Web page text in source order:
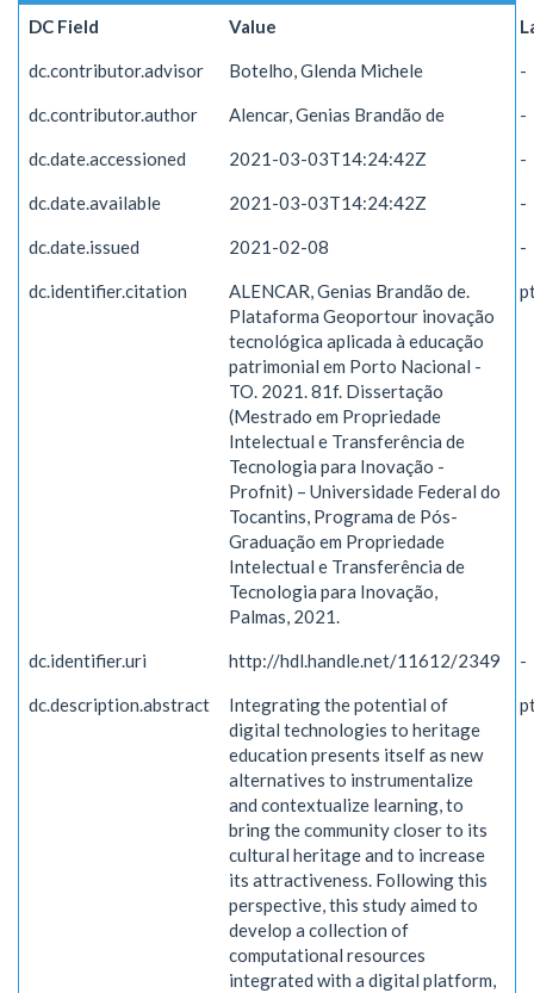
DC Field Value
dc.contributor.advisor Botelho, Glenda Michele -
dc.contributor.author Alencar, Genias Brandão de -
dc.date.accessioned 2021-03-03T14:24:42Z -
dc.date.available 2021-03-03T14:24:42Z -
dc.date.issued 2021-02-08 -
dc.identifier.citation
ALENCAR, Genias Brandão de.
Plataforma Geoportour inovação
tecnológica aplicada à educação
patrimonial em Porto Nacional -
TO. 2021. 81f. Dissertação
(Mestrado em Propriedade
Intelectual e Transferência de
Tecnologia para Inovação -
Profnit) – Universidade Federal do
Tocantins, Programa de Pós-
Graduação em Propriedade
Intelectual e Transferência de
Tecnologia para Inovação,
Palmas, 2021.
dc.identifier.uri http://hdl.handle.net/11612/2349 -
dc.description.abstract
Integrating the potential of
digital technologies to heritage
education presents itself as new
alternatives to instrumentalize
and contextualize learning, to
bring the community closer to its
cultural heritage and to increase
its attractiveness. Following this
perspective, this study aimed to
develop a collection of
computational resources
integrated with a digital platform,